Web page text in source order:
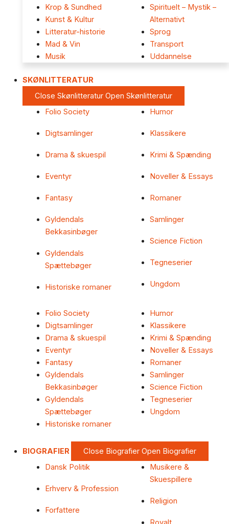
Krop & Sundhed
Kunst & Kultur
Litteratur-historie
Mad & Vin
Musik
Spirituelt – Mystik –
Alternativt
Sprog
Transport
Uddannelse
SKØNLITTERATUR
Close Skønlitteratur Open Skønlitteratur
Folio Society
Digtsamlinger
Drama & skuespil
Eventyr
Fantasy
Gyldendals
Bekkasinbøger
Gyldendals
Spættebøger
Historiske romaner
Humor
Klassikere
Krimi & Spænding
Noveller & Essays
Romaner
Samlinger
Science Fiction
Tegneserier
Ungdom
Folio Society
Digtsamlinger
Drama & skuespil
Eventyr
Fantasy
Gyldendals
Bekkasinbøger
Gyldendals
Spættebøger
Historiske romaner
Humor
Klassikere
Krimi & Spænding
Noveller & Essays
Romaner
Samlinger
Science Fiction
Tegneserier
Ungdom
BIOGRAFIER Close Biografier Open Biografier
Dansk Politik
Erhverv & Profession
Forfattere
Musikere &
Skuespillere
Religion